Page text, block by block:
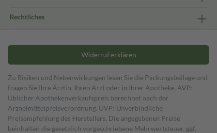
Rechtliches
Widerruf erklären
Zu Risiken und Nebenwirkungen lesen Sie die Packungsbeilage und
fragen Sie Ihre Ärztin, Ihren Arzt oder in Ihrer Apotheke. AVP:
Üblicher Apothekenverkaufspreis berechnet nach der
Arzneimittelpreisverordnung. UVP: Unverbindliche
Preisempfehlung des Herstellers. Die angegebenen Preise
beinhalten die gesetzlich vorgeschriebene Mehrwertsteuer, ggf.